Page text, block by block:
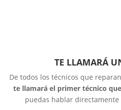
TE LLAMARÁ
De todos los técnicos que
te llamará el primer técnico
puedas hablar